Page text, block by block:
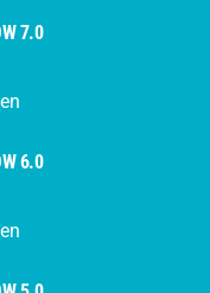
7.0
6.0